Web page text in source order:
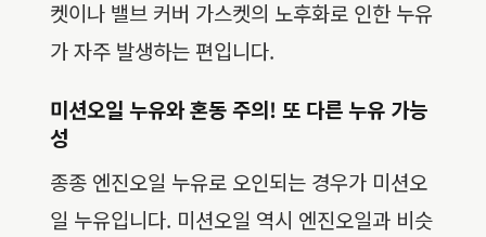
켓이나 밸브 커버 가스켓의 노후화로 인한 누유
가 자주 발생하는 편입니다.
미션오일 누유와 혼동 주의! 또 다른 누유 가능
성
종종 엔진오일 누유로 오인되는 경우가 미션오
일 누유입니다. 미션오일 역시 엔진오일과 비슷